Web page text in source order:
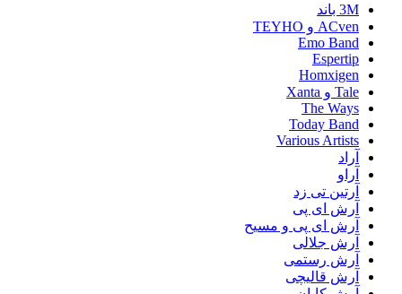
3M باند
ACven و TEYHO
Emo Band
Espertip
Homxigen
Tale و Xanta
The Ways
Today Band
Various Artists
آراد
آراو
آرتین تی زد
آرش ای پی
آرش ای پی و مسیح
آرش جلالی
آرش رستمی
آرش قالیچی